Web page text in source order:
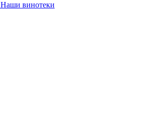
Наши винотеки